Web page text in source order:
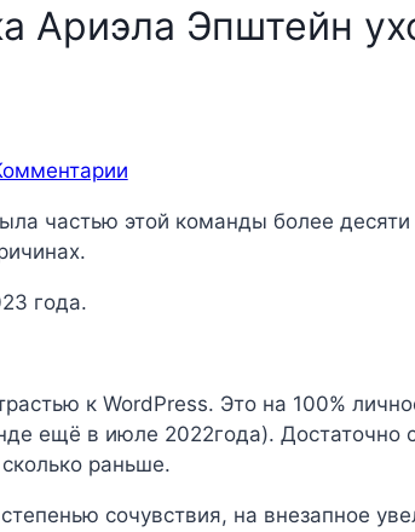
Ариэла Эпштейн
частью этой команды более
года.
к WordPress. Это на 100%
ещё в июле 2022года). Достаточно
раньше.
сочувствия, на внезапное